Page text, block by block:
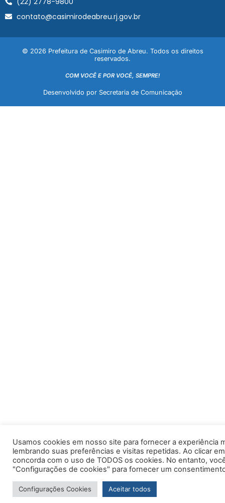
contato@casimirodeabreu.rj.gov.br
© 2026 Prefeitura de Casimiro de Abreu. Todos os direitos
reservados.
COM VOCÊ E POR VOCÊ, SEMPRE!
Desenvolvido por Secretaria de Comunicação
Usamos cookies em nosso site para fornecer a experiência
lembrando suas preferências e visitas repetidas. Ao clicar
concorda com o uso de TODOS os cookies. No entanto,
"Configurações de cookies" para fornecer um
Configurações Cookies Aceitar todos